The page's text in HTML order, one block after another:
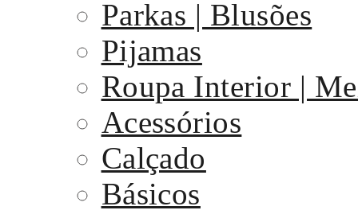
Parkas | Blusões
Pijamas
Roupa Interior |
Acessórios
Calçado
Básicos